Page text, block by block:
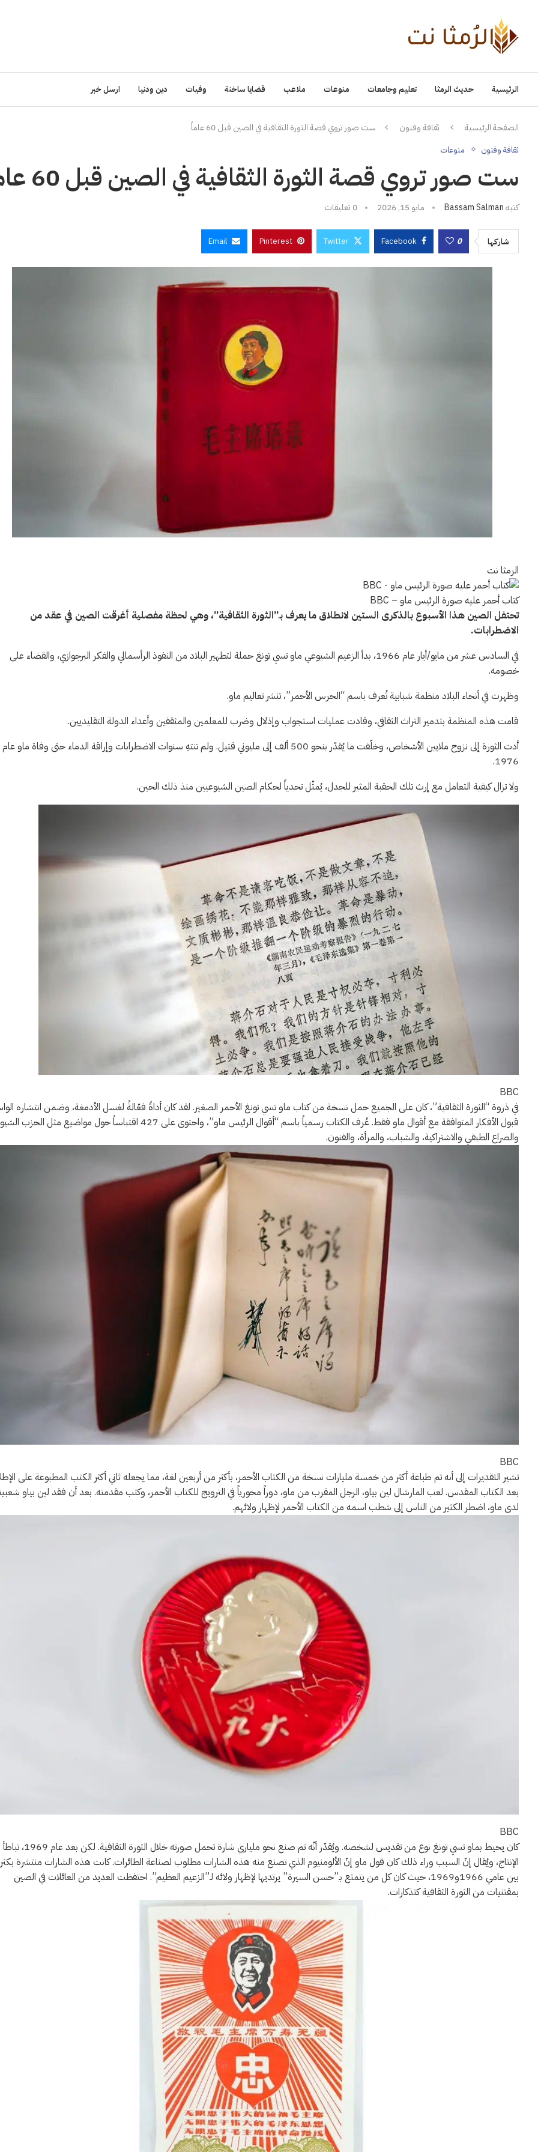
الرئيسية حديث الرمثا تعليم وجامعات منوعات ملاعب قضايا ساخنة وفيات دين ودنيا ارسل خبر
الصفحة الرئيسية ثقافة وفنون ست صور تروي قصة الثورة الثقافية في الصين قبل 60 عاماً
ثقافة وفنون منوعات
ست صور تروي قصة الثورة الثقافية في الصين قبل 60 عاماً
كتبهBassam Salman مايو 15, 2026 0 تعليقات
شاركها 0
Facebook
Twitter
Pinterest
Email
الرمثا نت
كتاب أحمر عليه صورة الرئيس ماو – BBC
شهدت
الصين
هائلة
خلال
سنوات
“الثورة
الثقافية”.
هذه
الصور
والتذكارات
ما
تحتفل الصين هذا الأسبوع بالذكرى الستين لانطلاق ما يعرف بـ”الثورة الثقافية”، وهي لحظة مفصلية أغرقت الصين في عقد من
الاضطرابات.
في السادس عشر من مايو/أيار عام 1966، بدأ الزعيم الشيوعي ماو تسي تونغ حملة لتطهير البلاد من النفوذ الرأسمالي والفكر البرجوازي، والقضاء على
خصومه.
وظهرت في أنحاء البلاد منظمة شبابية تُعرف باسم “الحرس الأحمر”، تنشر تعاليم ماو.
قامت هذه المنظمة بتدمير التراث الثقافي، وقادت عمليات استجواب وإذلال وضرب للمعلمين والمثقفين وأعداء الدولة التقليديين.
أدت الثورة إلى نزوح ملايين الأشخاص، وخلّفت ما يُقدّر بنحو 500 ألف إلى مليوني قتيل. ولم تنتهِ سنوات الاضطرابات وإراقة الدماء حتى وفاة ماو عام
1976.
ولا تزال كيفية التعامل مع إرث تلك الحقبة المثير للجدل، يُمثّل تحدياً لحكام الصين الشيوعيين منذ ذلك الحين.
BBC
في ذروة “الثورة الثقافية”، كان على الجميع حمل نسخة من كتاب ماو تسي تونغ الأحمر الصغير. لقد كان أداةً فعّالةً لغسل الأدمغة، وضمن انتشاره
قبول الأفكار المتوافقة مع أقوال ماو فقط. عُرف الكتاب رسمياً باسم “أقوال الرئيس ماو”، واحتوى على 427 اقتباساً حول مواضيع مثل
والصراع الطبقي والاشتراكية، والشباب، والمرأة، والفنون.
BBC
تشير التقديرات إلى أنه تم طباعة أكثر من خمسة مليارات نسخة من الكتاب الأحمر، بأكثر من أربعين لغة، مما يجعله ثاني أكثر الكتب المطبوعة على
بعد الكتاب المقدس. لعب المارشال لين بياو، الرجل المقرب من ماو، دوراً محورياً في الترويج للكتاب الأحمر، وكتب مقدمته. بعد أن فقد لين بياو
لدى ماو، اضطر الكثير من الناس إلى شطب اسمه من الكتاب الأحمر لإظهار ولائهم.
BBC
كان يحيط بماو تسي تونغ نوع من تقديس لشخصه. ويُقدّر أنّه تم صنع نحو ملياري شارة تحمل صورته خلال الثورة الثقافية. لكن بعد عام 1969، تباطأ
الإنتاج، ويُقال إنّ السبب وراء ذلك كان قول ماو إنّ الألومنيوم الذي تصنع منه هذه الشارات مطلوب لصناعة الطائرات. كانت هذه الشارات منتشرة
بين عامي 1966و1969، حيث كان كل من يتمتع بـ”حسن السيرة” يرتديها لإظهار ولائه لـ”الزعيم العظيم”. احتفظت العديد من العائلات في الصين
بمقتنيات من الثورة الثقافية كتذكارات.